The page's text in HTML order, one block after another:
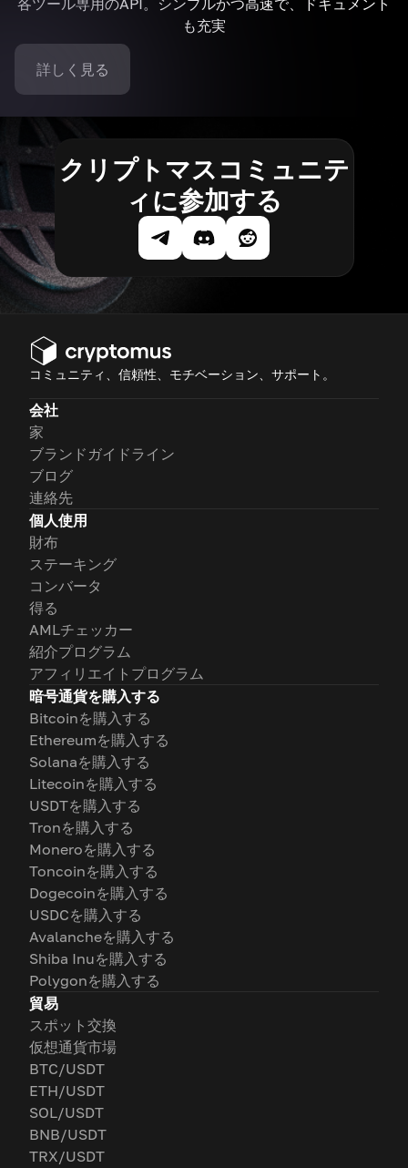
各ツール専用のAPI。シンプルかつ高速で、ドキュメント
も充実
詳しく見る
クリプトマスコミュニテ
ィに参加する
コミュニティ、信頼性、モチベーション、サポート。
会社
家
ブランドガイドライン
ブログ
連絡先
個人使用
財布
ステーキング
コンバータ
得る
AMLチェッカー
紹介プログラム
アフィリエイトプログラム
暗号通貨を購入する
Bitcoinを購入する
Ethereumを購入する
Solanaを購入する
Litecoinを購入する
USDTを購入する
Tronを購入する
Moneroを購入する
Toncoinを購入する
Dogecoinを購入する
USDCを購入する
Avalancheを購入する
Shiba Inuを購入する
Polygonを購入する
貿易
スポット交換
仮想通貨市場
BTC/USDT
ETH/USDT
SOL/USDT
BNB/USDT
TRX/USDT